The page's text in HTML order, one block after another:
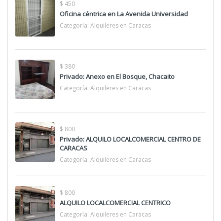
$ 450
Oficina céntrica en La Avenida Universidad
Categoría: Alquileres en Caracas
$ 380
Privado: Anexo en El Bosque, Chacaito
Categoría: Alquileres en Caracas
$ 800
Privado: ALQUILO LOCALCOMERCIAL CENTRO DE
CARACAS
Categoría: Alquileres en Caracas
$ 800
ALQUILO LOCALCOMERCIAL CENTRICO
Categoría: Alquileres en Caracas